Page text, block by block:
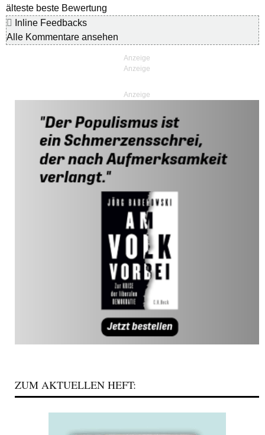
älteste beste Bewertung
Inline Feedbacks
Alle Kommentare ansehen
Anzeige
ZUM AKTUELLEN HEFT: